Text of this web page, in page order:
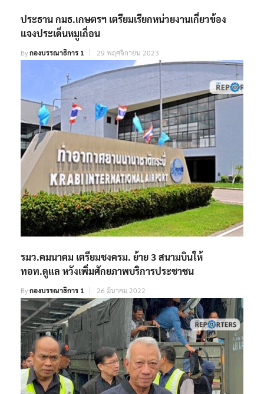
ประธาน กมธ.เกษตรฯ เตรียมเรียกหน่วยงานเกี่ยวข้อง
แจงประเด็นหมูเถื่อน
Byกองบรรณาธิการ 1 29 พฤศจิกายน 2023
รมว.คมนาคม เตรียมชงครม. ย้าย 3 สนามบินให้
ทอท.ดูแล หวังเพิ่มศักยภาพบริการประชาชน
Byกองบรรณาธิการ 1 26 มีนาคม 2022